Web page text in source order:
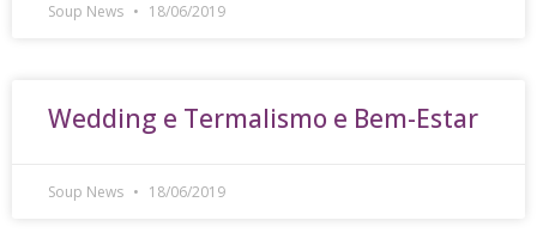
Soup News 18/06/2019
Wedding e Termalismo e Bem-Estar
Soup News 18/06/2019